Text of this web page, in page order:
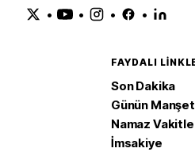
• • • •
FAYDALI
Son Dakika
Günün
Namaz
İmsakiye